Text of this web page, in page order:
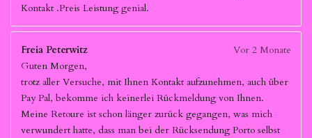
Kontakt .Preis Leistung genial.
Freia Peterwitz
Vor 2 Monate
Guten Morgen,
trotz aller Versuche, mit Ihnen Kontakt aufzunehmen, auch über
Pay Pal, bekomme ich keinerlei Rückmeldung von Ihnen.
Meine Retoure ist schon länger zurück gegangen, was mich
verwundert hatte, dass man bei der Rücksendung Porto selbst